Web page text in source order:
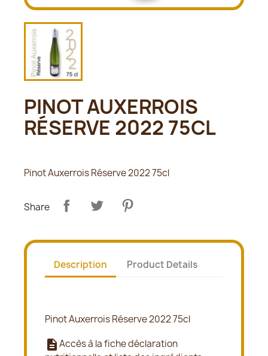
PINOT AUXERROIS
RÉSERVE 2022 75CL
Pinot Auxerrois Réserve 2022 75cl
Share
Description Product Details
Pinot Auxerrois Réserve 2022 75cl
descriptionAccès à la fiche déclaration